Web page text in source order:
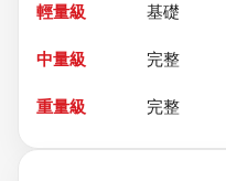
基礎
完整
完整